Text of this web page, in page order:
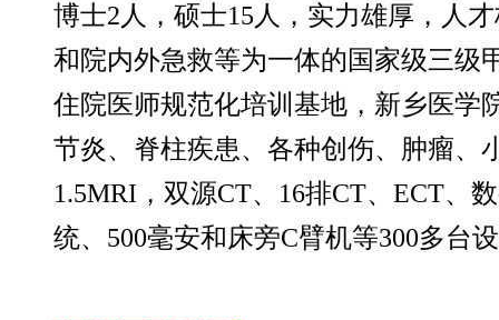
博士2人，硕士15人，实力雄厚，人
和院内外急救等为一体的国家级三级
住院医师规范化培训基地，新乡医学
节炎、脊柱疾患、各种创伤、肿瘤、
1.5MRI，双源CT、16排CT、ECT、
统、500毫安和床旁C臂机等300多台